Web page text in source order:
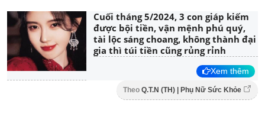
Cuối tháng 5/2024, 3 con giáp kiếm
được bội tiền, vận mệnh phú quý,
tài lộc sáng choang, không thành đại
gia thì túi tiền cũng rủng rỉnh
Xem thêm
Theo Q.T.N (TH) | Phụ Nữ Sức Khỏe